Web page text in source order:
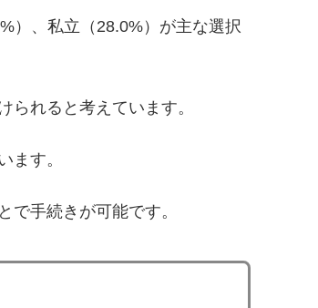
）、私立（28.0%）が主な選択
れると考えています。
ます。
で手続きが可能です。